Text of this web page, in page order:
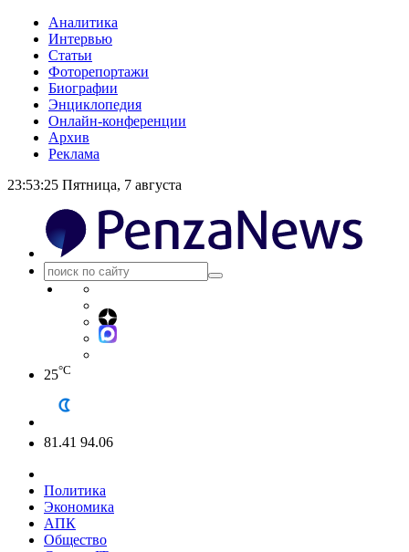
Аналитика
Интервью
Статьи
Фоторепортажи
Биографии
Энциклопедия
Онлайн-конференции
Архив
Реклама
23:53:25 Пятница, 7 августа
25°C
81.41 94.06
Политика
Экономика
АПК
Общество